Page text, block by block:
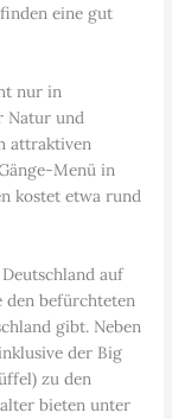
eine gut
nur in
Natur und
attraktiven
Menü in
kostet etwa rund
auf
den befürchteten
gibt. Neben
der Big
zu den
bieten unter